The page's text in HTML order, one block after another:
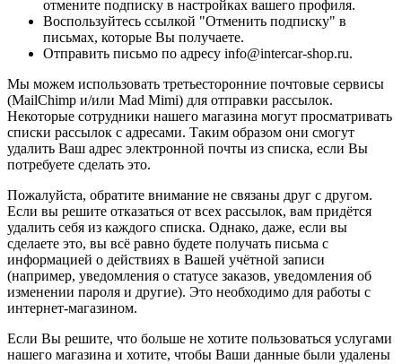
отмените подписку в настройках вашего профиля.
Воспользуйтесь ссылкой "Отменить подписку" в
письмах, которые Вы получаете.
Отправить письмо по адресу info@intercar-shop.ru.
Мы можем использовать третьесторонние почтовые сервисы
(MailChimp и/или Mad Mimi) для отправки рассылок.
Некоторые сотрудники нашего магазина могут просматривать
списки рассылок с адресами. Таким образом они смогут
удалить Ваш адрес электронной почты из списка, если Вы
потребуете сделать это.
Пожалуйста, обратите внимание не связаны друг с другом.
Если вы решите отказаться от всех рассылок, вам придётся
удалить себя из каждого списка. Однако, даже, если вы
сделаете это, вы всё равно будете получать письма с
информацией о действиях в Вашей учётной записи
(например, уведомления о статусе заказов, уведомления об
изменении пароля и другие). Это необходимо для работы с
интернет-магазином.
Если Вы решите, что больше не хотите пользоваться услугами
нашего магазина и хотите, чтобы Ваши данные были удалены